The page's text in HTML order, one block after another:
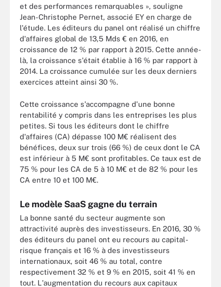
et des performances remarquables », souligne
Jean-Christophe Pernet, associé EY en charge de
l'étude. Les éditeurs du panel ont réalisé un chiffre
d'affaires global de 13,5 Mds € en 2016, en
croissance de 12 % par rapport à 2015. Cette année-
là, la croissance s'était établie à 16 % par rapport à
2014. La croissance cumulée sur les deux derniers
exercices atteint ainsi 30 %.
Cette croissance s'accompagne d'une bonne
rentabilité y compris dans les entreprises les plus
petites. Si tous les éditeurs dont le chiffre
d'affaires (CA) dépasse 100 M€ réalisent des
bénéfices, deux sur trois (66 %) de ceux dont le CA
est inférieur à 5 M€ sont profitables. Ce taux est de
75 % pour les CA de 5 à 10 M€ et de 82 % pour les
CA entre 10 et 100 M€.
Le modèle SaaS gagne du terrain
La bonne santé du secteur augmente son
attractivité auprès des investisseurs. En 2016, 30 %
des éditeurs du panel ont eu recours au capital-
risque français et 16 % à des investisseurs
internationaux, soit 46 % au total, contre
respectivement 32 % et 9 % en 2015, soit 41 % en
tout. L'augmentation du recours aux capitaux